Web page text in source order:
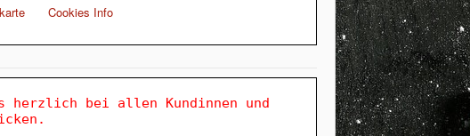
Cookies Info
herzlich bei allen Kundinnen und